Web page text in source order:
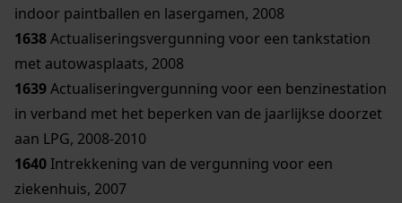
indoor paintballen en lasergamen, 2008
1638Actualiseringsvergunning voor een tankstation
met autowasplaats, 2008
1639Actualiseringvergunning voor een benzinestation
in verband met het beperken van de jaarlijkse doorzet
aan LPG, 2008-2010
1640 Intrekkening van de vergunning voor een
ziekenhuis, 2007